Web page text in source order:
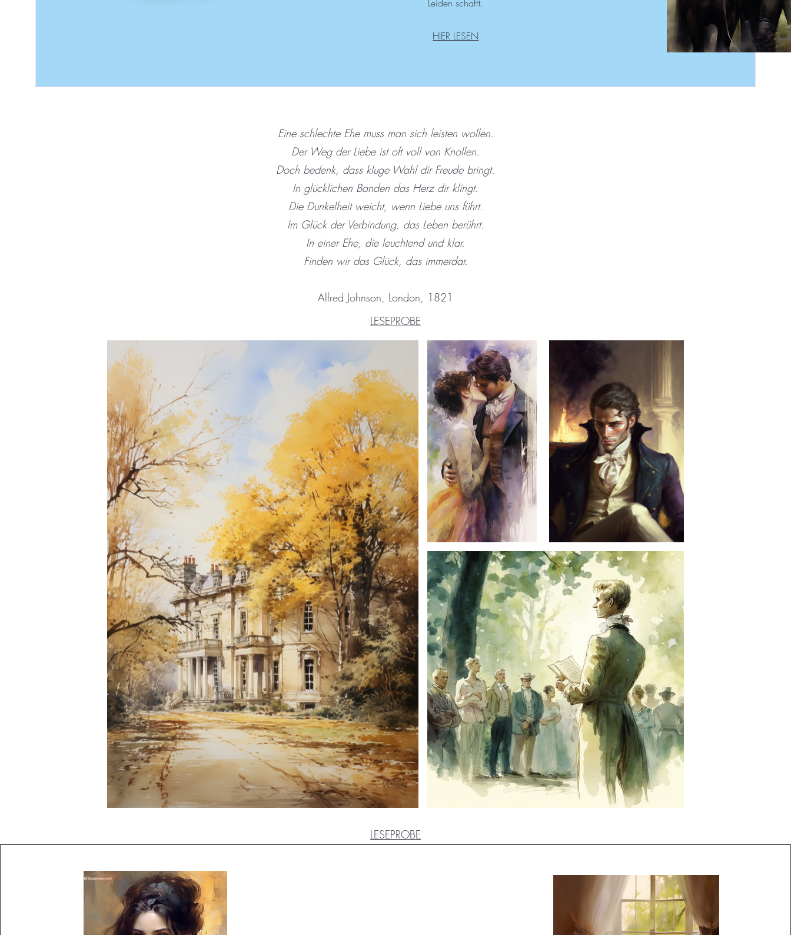
Leiden schafft.
HIER LESEN
Eine schlechte Ehe muss man sich leisten wollen.
Der Weg der Liebe ist oft voll von Knollen.
Doch bedenk, dass kluge Wahl dir Freude bringt.
In glücklichen Banden das Herz dir klingt.
Die Dunkelheit weicht, wenn Liebe uns führt.
Im Glück der Verbindung, das Leben berührt.
In einer Ehe, die leuchtend und klar.
Finden wir das Glück, das immerdar.
Alfred Johnson, London, 1821
LESEPROBE
LESEPROBE